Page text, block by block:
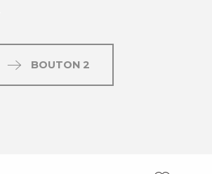
BOUTON 2